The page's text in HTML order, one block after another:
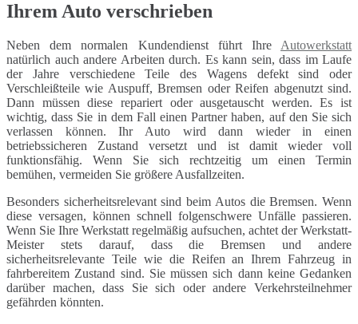
Ihrem Auto verschrieben
Neben dem normalen Kundendienst führt Ihre Autowerkstatt
natürlich auch andere Arbeiten durch. Es kann sein, dass im Laufe
der Jahre verschiedene Teile des Wagens defekt sind oder
Verschleißteile wie Auspuff, Bremsen oder Reifen abgenutzt sind.
Dann müssen diese repariert oder ausgetauscht werden. Es ist
wichtig, dass Sie in dem Fall einen Partner haben, auf den Sie sich
verlassen können. Ihr Auto wird dann wieder in einen
betriebssicheren Zustand versetzt und ist damit wieder voll
funktionsfähig. Wenn Sie sich rechtzeitig um einen Termin
bemühen, vermeiden Sie größere Ausfallzeiten.
Besonders sicherheitsrelevant sind beim Autos die Bremsen. Wenn
diese versagen, können schnell folgenschwere Unfälle passieren.
Wenn Sie Ihre Werkstatt regelmäßig aufsuchen, achtet der Werkstatt-
Meister stets darauf, dass die Bremsen und andere
sicherheitsrelevante Teile wie die Reifen an Ihrem Fahrzeug in
fahrbereitem Zustand sind. Sie müssen sich dann keine Gedanken
darüber machen, dass Sie sich oder andere Verkehrsteilnehmer
gefährden könnten.